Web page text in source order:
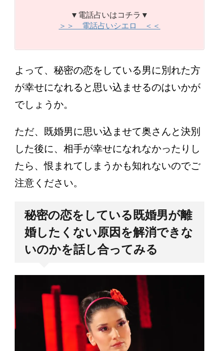
▼電話占いはコチラ▼
＞＞ 電話占いシエロ ＜＜
よって、秘密の恋をしている男に別れた方
が幸せになれると思い込ませるのはいかが
でしょうか。
ただ、既婚男に思い込ませて奥さんと決別
した後に、相手が幸せになれなかったりし
たら、恨まれてしまうかも知れないのでご
注意ください。
秘密の恋をしている既婚男が離
婚したくない原因を解消できな
いのかを話し合ってみる